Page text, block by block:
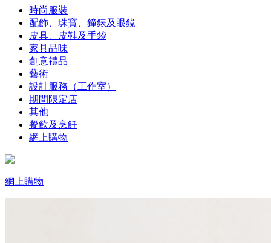
時尚服裝
配飾、珠寶、鐘錶及眼鏡
皮具、皮鞋及手袋
家具品味
創意禮品
藝術
設計服務（工作室）
期間限定店
其他
餐飲及烹飪
網上購物
網上購物